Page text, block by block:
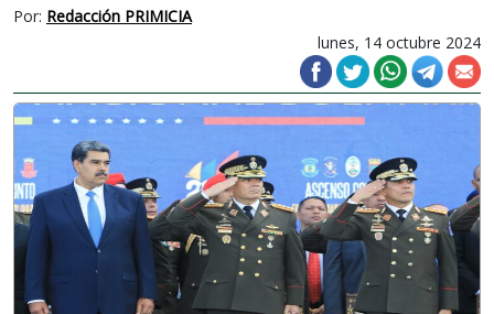
Por: Redacción PRIMICIA
lunes, 14 octubre 2024